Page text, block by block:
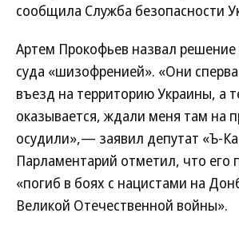
сообщила Служба безопасности
Артем Прокофьев назвал решение
суда «шизофренией». «Они
въезд на территорию Украины, а
оказывается, ждали меня там на
осудили»,— заявил депутат «Ъ-
Парламентарий отметил, что его
«погиб в боях с нацистами на
Великой Отечественной войны».